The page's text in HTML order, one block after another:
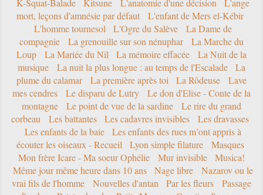
K-Squat-Balade
Kitsune L'anatomie d'une décision
L'ange
mort, leçons d'amnésie par défaut
L'enfant de Mers el-Kébir
L'homme tournesol
L'Ogre du Salève
La Dame de
compagnie
La grenouille sur son nénuphar
La Marche du
Loup
La Mariée du Nil La mémoire effacée
La Nuit de la
musique
La nuit la plus longue : au temps de l'Escalade
La
plume du calamar
La première après toi La Rôdeuse
Lave
mes cendres
Le disparu de Lutry
Le don d'Elise - Conte de la
montagne
Le point de vue de la sardine
Le rire du grand
corbeau
Les battantes Les cadavres invisibles
Les dravasses
Les enfants de la baie
Les enfants des rues m’ont appris à
écouter les oiseaux - Recueil
Lyon simple filature
Masques
Mon frère Icare - Ma soeur Ophélie
Mur invisible
Musica!
Même jour même heure dans 10 ans
Nage libre
Nazarov ou le
vrai fils de l'homme
Nouvelles d'antan Par les fleurs
Passage